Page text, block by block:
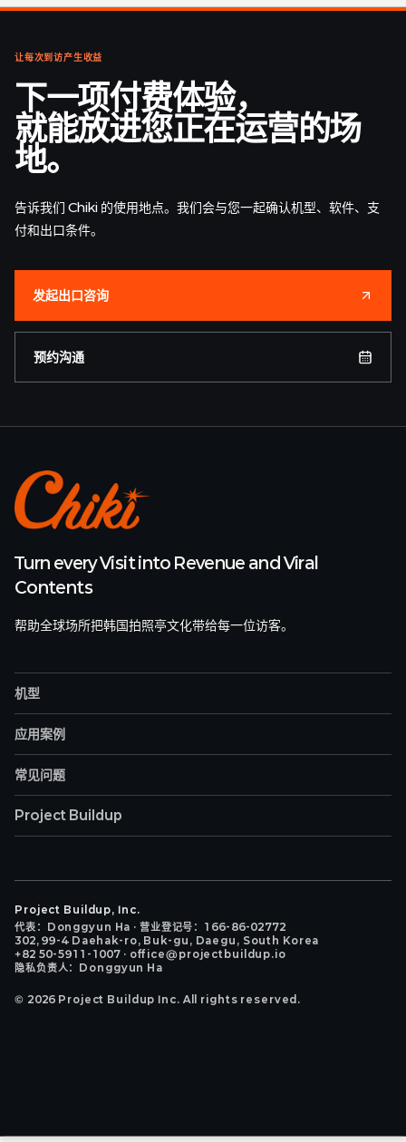
让每次到访产生收益
下一项付费体验，
就能放进您正在运营的场
地。
告诉我们 Chiki 的使用地点。我们会与您一起确认机型、软件、支
付和出口条件。
发起出口咨询
预约沟通
Turn every Visit into Revenue and Viral
Contents
帮助全球场所把韩国拍照亭文化带给每一位访客。
机型
应用案例
常见问题
Project Buildup
Project Buildup, Inc.
代表：Donggyun Ha · 营业登记号：166-86-02772
302, 99-4 Daehak-ro, Buk-gu, Daegu, South Korea
+82 50-5911-1007 · office@projectbuildup.io
隐私负责人：Donggyun Ha
© 2026 Project Buildup Inc. All rights reserved.